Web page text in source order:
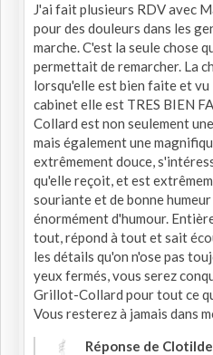
J'ai fait plusieurs RDV avec
pour des douleurs dans les
marche. C'est la seule chose
permettait de remarcher. La
lorsqu'elle est bien faite et vu
cabinet elle est TRES BIEN
Collard est non seulement
mais également une
extrêmement douce,
qu'elle reçoit, et est
souriante et de bonne
énormément d'humour.
tout, répond à tout et sait
les détails qu'on n'ose pas
yeux fermés, vous serez
Grillot-Collard pour tout ce
Vous resterez à jamais dans
Réponse de